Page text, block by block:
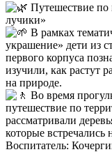
Путешествие по
лучики»
В рамках
украшение» дети из
первого корпуса
изучили, как растут
на природе.
Во время
путешествие по
рассматривали
которые встречались
Воспитатель: